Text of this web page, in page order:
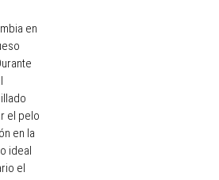
en
el pelo
en la
ideal
el